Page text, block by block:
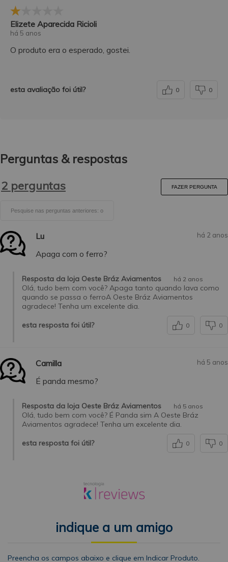
Elizete Aparecida Ricioli
há 5 anos
O produto era o esperado, gostei.
esta avaliação foi útil? 0 0
Perguntas & respostas
2 perguntas FAZER PERGUNTA
Lu há 2 anos
Apaga com o ferro?
Resposta da loja Oeste Bráz Aviamentos há 2 anos
Olá, tudo bem com você? Apaga tanto quando lava como
quando se passa o ferroA Oeste Bráz Aviamentos
agradece! Tenha um excelente dia.
esta resposta foi útil? 0 0
Camilla há 5 anos
É panda mesmo?
Resposta da loja Oeste Bráz Aviamentos há 5 anos
Olá, tudo bem com você? É Panda sim A Oeste Bráz
Aviamentos agradece! Tenha um excelente dia.
esta resposta foi útil? 0 0
indique a um amigo
Preencha os campos abaixo e clique em Indicar Produto.